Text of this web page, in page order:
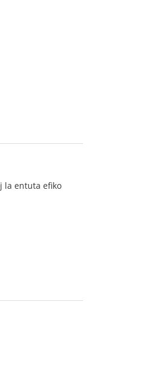
la entuta efiko